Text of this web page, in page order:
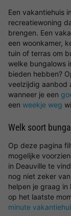
Een vakantiehuis
recreatiewoning
brengen. Een
een woonkamer,
tuin of terras om
welke bungalows
bieden hebben?
veelzijdig aanbod
wanneer je een
een weekje weg
Welk soort
Op deze pagina
mogelijke
in Deauville te
nog niet zeker
helpen je graag in
op het laatste
minute